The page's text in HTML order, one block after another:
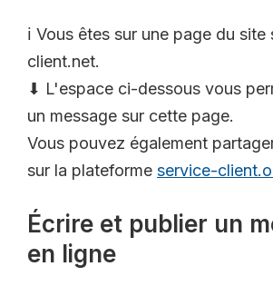
ℹ️ Vous êtes sur une page du site
client.net.
⬇ L'espace ci-dessous vous
un message sur cette page.
Vous pouvez également
sur la plateforme service-
Écrire et publier un
en ligne